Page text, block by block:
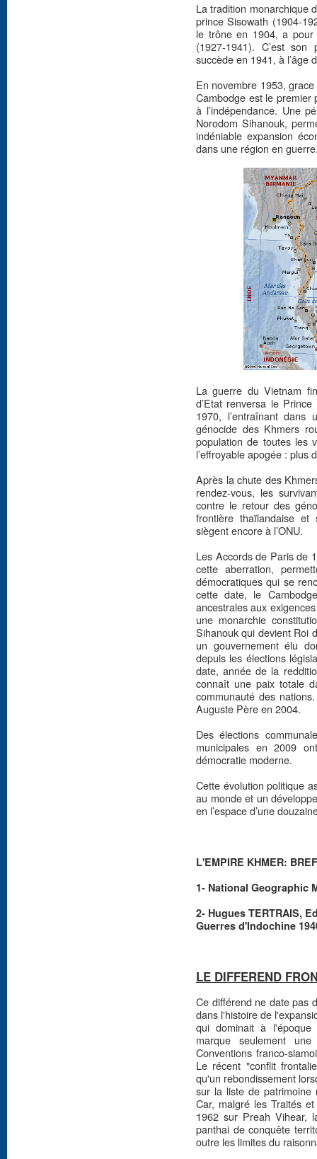
La tradition monarchique
prince Sisowath (1904-
le trône en 1904, a
(1927-1941). C’est
succède en 1941, à l’âge
En novembre 1953,
Cambodge est le premier
à l’indépendance. Une
Norodom Sihanouk,
indéniable expansion
dans une région en
La guerre du Vietnam
d’Etat renversa le
1970, l’entraînant
génocide des Khmers
population de toutes les
l’effroyable apogée : plus
Après la chute des
rendez-vous, les
contre le retour des
frontière thaïlandaise et
siègent encore à l’ONU.
Les Accords de Paris de
cette aberration,
démocratiques qui se
cette date, le
ancestrales aux
une monarchie
Sihanouk qui devient Roi
un gouvernement élu
depuis les élections
date, année de la
connaît une paix totale
communauté des
Auguste Père en 2004.
Des élections
municipales en 2009
démocratie moderne.
Cette évolution politique
au monde et un
en l’espace d’une
L'EMPIRE KHMER:
1- National Geographic
2- Hugues TERTRAIS,
Guerres d'Indochine
LE DIFFEREND
Ce différend ne date pas
dans l'histoire de
qui dominait à
marque seulement
Conventions franco-
Le récent "conflit
qu'un rebondissement
sur la liste de patrimoine
Car, malgré les Traités
1962 sur Preah Vihear,
panthai de conquête
outre les limites du